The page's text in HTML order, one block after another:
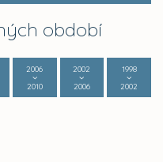
období
2006
2010
2002
2006
1998
2002